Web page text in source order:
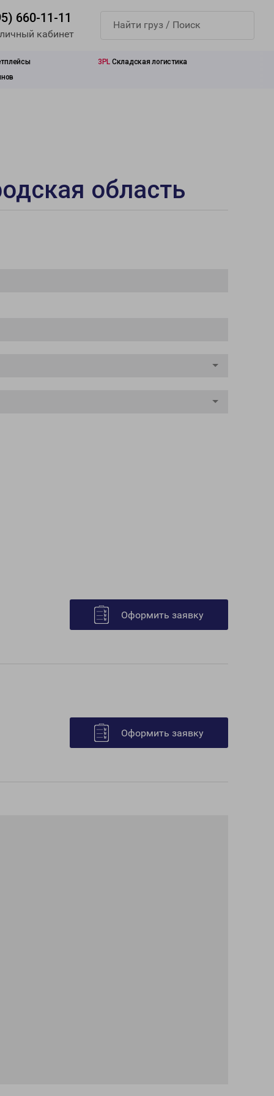
660-11-11
кабинет
3PL Складская логистика
область
Оформить заявку
Оформить заявку